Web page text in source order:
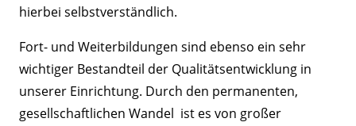
hierbei selbstverständlich.
Fort- und Weiterbildungen sind ebenso ein sehr
wichtiger Bestandteil der Qualitätsentwicklung in
unserer Einrichtung. Durch den permanenten,
gesellschaftlichen Wandel ist es von großer